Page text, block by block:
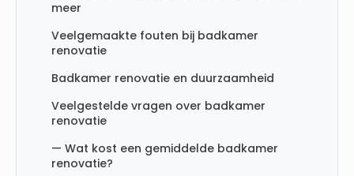
meer
Veelgemaakte fouten bij badkamer
renovatie
Badkamer renovatie en duurzaamheid
Veelgestelde vragen over badkamer
renovatie
— Wat kost een gemiddelde badkamer
renovatie?